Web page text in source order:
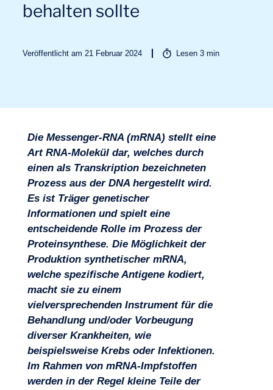
behalten sollte
Veröffentlicht am 21 Februar 2024 Lesen3 min
Die Messenger-RNA (mRNA) stellt eine
Art RNA-Molekül dar, welches durch
einen als Transkription bezeichneten
Prozess aus der DNA hergestellt wird.
Es ist Träger genetischer
Informationen und spielt eine
entscheidende Rolle im Prozess der
Proteinsynthese. Die Möglichkeit der
Produktion synthetischer mRNA,
welche spezifische Antigene kodiert,
macht sie zu einem
vielversprechenden Instrument für die
Behandlung und/oder Vorbeugung
diverser Krankheiten, wie
beispielsweise Krebs oder Infektionen.
Im Rahmen von mRNA-Impfstoffen
werden in der Regel kleine Teile der